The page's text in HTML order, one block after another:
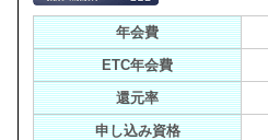
年会費
ETC年会費
還元率
申し込み資格